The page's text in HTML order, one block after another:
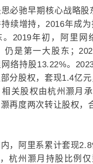
必驰早期核心战略股
续增持，2016年成
。2019年初，阿里网
仍是第一大股东；
络持股13.22%。
分股权，套现1.4亿
关股权由杭州灏月
再度两次转让股权，
，阿里系累计套现
杭州灏月持股比例仅